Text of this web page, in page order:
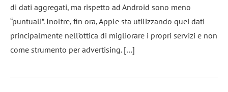
di dati aggregati, ma rispetto ad Android sono meno
“puntuali”. Inoltre, fin ora, Apple sta utilizzando quei dati
principalmente nell’ottica di migliorare i propri servizi e non
come strumento per advertising. […]